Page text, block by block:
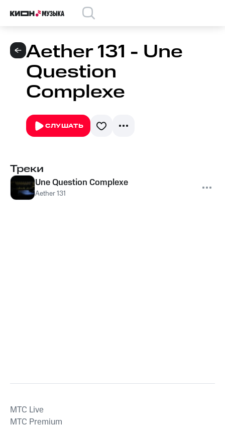
Aether 131 - Une
Question
Complexe
СЛУШАТЬ
Треки
Une Question Complexe
Aether 131
MTС Live
MTС Premium